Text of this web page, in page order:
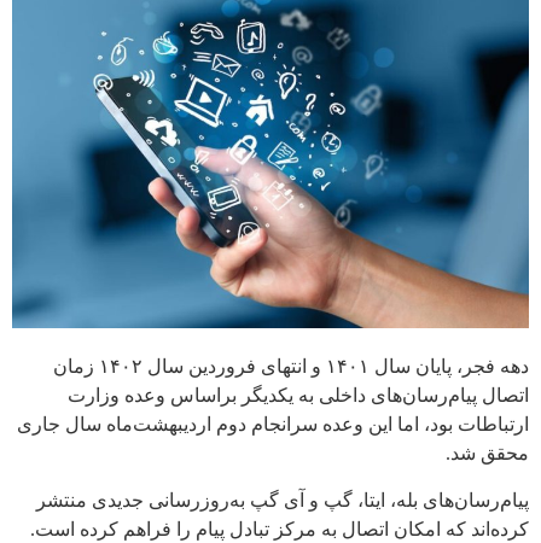
دهه فجر، پایان سال ۱۴۰۱ و انتهای فروردین سال ۱۴۰۲ زمان
اتصال پیام‌رسان‌های داخلی به یکدیگر براساس وعده وزارت
ارتباطات بود، اما این وعده سرانجام دوم اردیبهشت‌ماه سال جاری
محقق شد.
پیام‌رسان‌های بله، ایتا، گپ و آی گپ به‌روزرسانی جدیدی منتشر
کرده‌اند که امکان اتصال به مرکز تبادل پیام را فراهم کرده است.